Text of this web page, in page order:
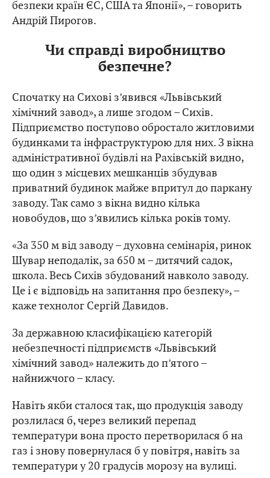
безпеки країн ЄС, США та Японії», – говорить
Андрій Пирогов.
Чи справді виробництво
безпечне?
Спочатку на Сихові з’явився «Львівський
хімічний завод», а лише згодом – Сихів.
Підприємство поступово обростало житловими
будинками та інфраструктурою для них. З вікна
адміністративної будівлі на Рахівській видно,
що один з місцевих мешканців збудував
приватний будинок майже впритул до паркану
заводу. Так само з вікна видно кілька
новобудов, що з’явились кілька років тому.
«За 350 м від заводу – духовна семінарія, ринок
Шувар неподалік, за 650 м – дитячий садок,
школа. Весь Сихів збудований навколо заводу.
Це і є відповідь на запитання про безпеку», –
каже технолог Сергій Давидов.
За державною класифікацією категорій
небезпечності підприємств «Львівський
хімічний завод» належить до п’ятого –
найнижчого – класу.
Навіть якби сталося так, що продукція заводу
розлилася б, через великий перепад
температури вона просто перетворилася б на
газ і знову повернулася б у повітря, навіть за
температури у 20 градусів морозу на вулиці.